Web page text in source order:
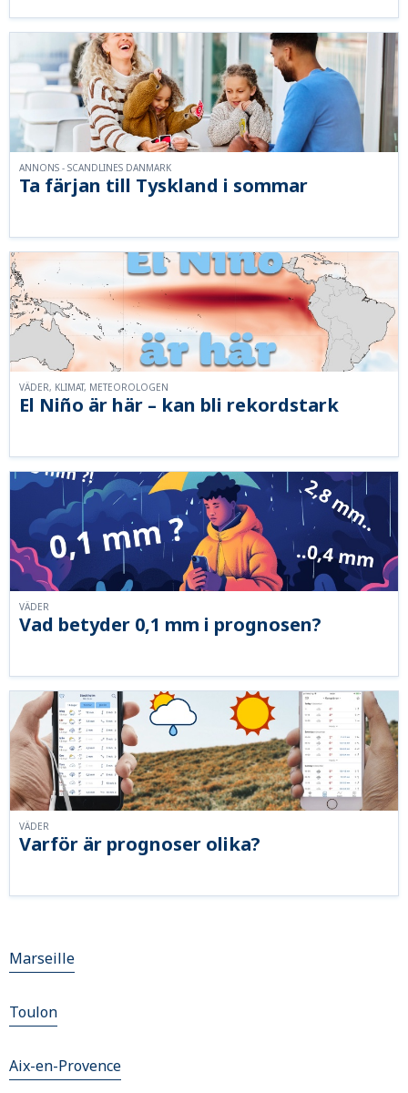
Ta färjan till Tyskland i sommar
ANNONS - SCANDLINES DANMARK
El Niño är här – kan bli rekordstark
VÄDER, KLIMAT, METEOROLOGEN
Vad betyder 0,1 mm i prognosen?
VÄDER
Varför är prognoser olika?
VÄDER
Marseille
Toulon
Aix-en-Provence